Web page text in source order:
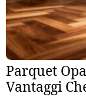
Parquet
Vantaggi